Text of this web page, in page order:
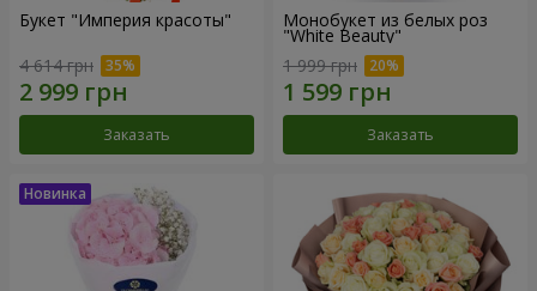
Букет "Империя красоты"
4 614 грн
Заказать
Монобукет из белых роз
"White Beauty"
1 999 грн
Заказать